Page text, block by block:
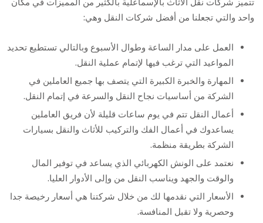
تتميز شركات نقل الاثاث بالإسماعلية بالكثير من المميزات في مكان
واحد والتي تجعلنا من أفضل شركات النقل وهي:
العمل على مدار الساعة وطوال الأسبوع وبالتالي تستطيع تحديد
المواعيد التي ترغب فيها لإتمام عملية النقل.
المهارة والخبرة الكبيرة التي يتصف بها جميع العاملين في
الشركة من أساسيات نجاح النقل والسرعة في إتمام النقل.
أعمال النقل تتم في يوم ساعات قليلة لأن فريق العاملين
يساعدوك في أعمال الفك والتركيب للأثاث والنقل بسيارات
الشركة بطريقة منظمة.
نعتمد على الونش الكهربائي الذي يساعد في توفير المال
والوقت والجهد ويناسب النقل من وإلى الأدوار العليا.
الأسعار التي نقدمها لك من خلال شركتنا هي أسعار رخيصة جدا
وحصرية ولا تقبل المنافسة.